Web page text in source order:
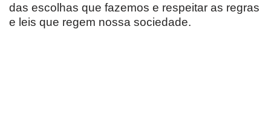
das escolhas que fazemos e respeitar as regras
e leis que regem nossa sociedade.